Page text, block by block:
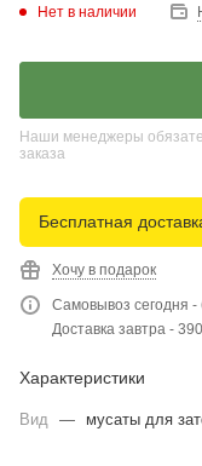
Нет в наличии
Наши менеджеры
заказа
Бесплатная
Хочу в подарок
Самовывоз сегодня -
Доставка завтра -
Характеристики
Вид — мусаты для